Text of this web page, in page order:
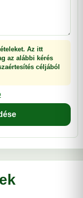
Az itt
az alábbi kérés
céljából